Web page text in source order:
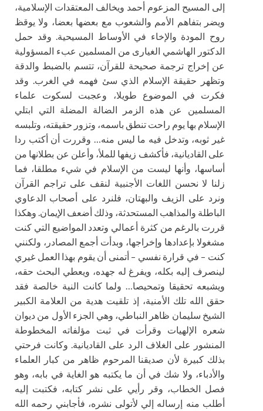
إلى المسيح المزعوم أحمد ويخالف المعتقدات الإسلامية،
ويضر بتفاهم الأمم والشعوب مع بعضها بعضا، ولا يوقظ
روح المودة والإخاء في الأوساط المسيحية. وقد حمل
الدكتور الهاشمي الغيارى من المسلمين عبء المسؤولية
عن إخراج ترجمة صحيحة للقرآن، تتسم بالضبط والدقة
وتظهر حقيقة الإسلام الذي سئ فهمه في الغرب. وقد
فكرت في الموضوع طويلا، وعجبت لسكوت علماء
المسلمين عن هذه الزمر الضالة المضلة التي ابتلي
الإسلام بها يوم راحت تنطق باسمه، وتزور حقيقته، وتلبسه
غير ثوبه، وتدخل فيه ما ليس منه… وقررت أن أكتب ردا
على القاديانية، فأكشف زيفها للملأ، وأعلن عن بطلانها من
أساسها، وأنها ليست من الإسلام في شيء مطلقا، فما
زلنا لا نحسن اللغات الأجنبية لنقف على تراجم القرآن
ونرد على الزيف والبهتان، فلنرد على أصحاب الدعاوي
الباطلة والمذاهب المستحدثة، وذلك أضعف الإيمان. وهكذا
قررت بالرغم من كثرة أعمالي وتعدد المواضيع التي كنت
مشغولا بإعدادها وإخراجها، وبدأت أجمع المصادر، ولكنني
كنت – في قرارة نفسي – أتمنى أن يقوم بهذا العمل غيري
لينصرف إليه بكله، ويفرغ له جهده، ويعطي البحث حقه،
ويشبعه تحقيقا وتمحيصا… ولما كانت النية خالصة فقد
حقق الله تلك الأمنية، إذ تلقيت هدية من العلامة الكبير
الشيخ سليمان ظاهر النباطي، وهي الجزء الأول من ديوان
شعره الإلهيات وقرأت في ثبت مؤلفاته المخطوطة
المنشور على الغلاف الرد على القاديانية. وكانت فرحتي
بذلك كبيرة لأن صديقنا المرحوم ظاهر من كبار العلماء
والأدباء، ولا شك في أن ما يكتبه هو الغاية في بابه، وهو
فصل الخطاب، وقر رأيي على نشر كتابه، فكتبت إليه
أطلب منه إرساله إلي لأتولى نشره، فأجابني رحمه الله